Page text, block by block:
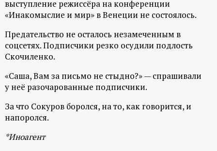
н
н
ы
й
п
о
выступление режиссёра на конференции
«Инакомыслие и мир» в Венеции не состоялось.
Предательство не осталось незамеченным в
соцсетях. Подписчики резко осудили подлость
Скочиленко.
«Саша, Вам за письмо не стыдно?» — спрашивали
у неё разочарованные подписчики.
За что Сокуров боролся, на то, как говорится, и
напоролся.
*Иноагент